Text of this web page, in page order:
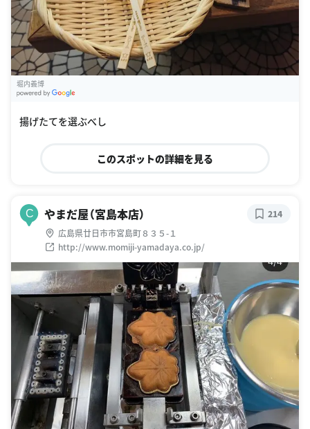
堀内義博
揚げたてを選ぶべし
このスポットの詳細を見る
C やまだ屋（宮島本店）
広島県廿日市市宮島町８３５-１
http://www.momiji-yamadaya.co.jp/
214